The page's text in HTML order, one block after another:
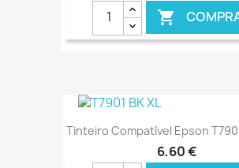

Tinteiro Compatível Epson
6,60 €